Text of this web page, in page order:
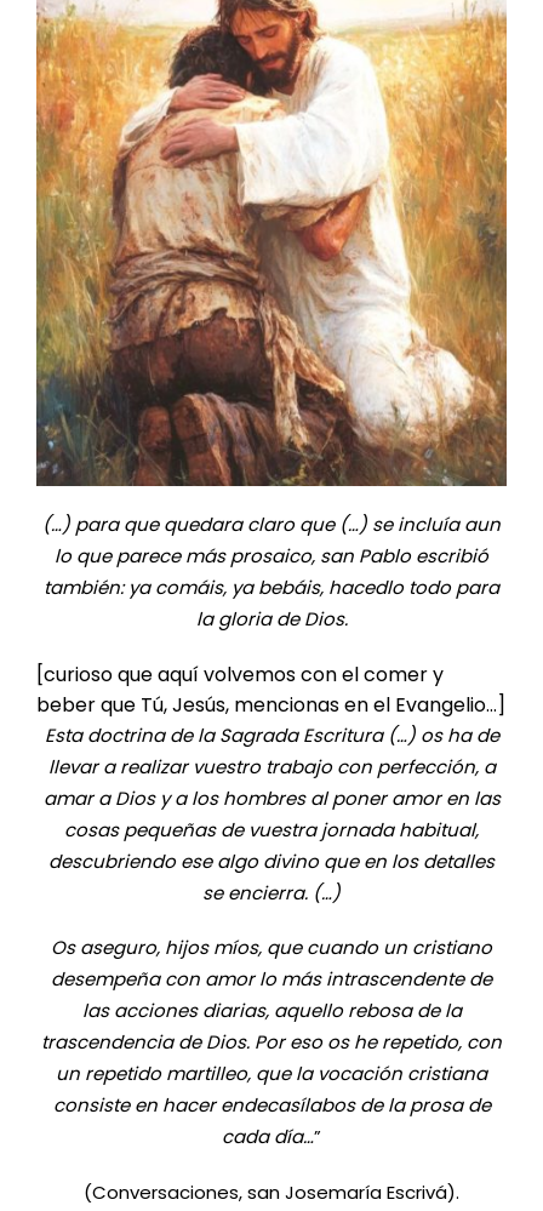
(…) para que quedara claro que (…) se incluía aun
lo que parece más prosaico, san Pablo escribió
también: ya comáis, ya bebáis, hacedlo todo para
la gloria de Dios.
[curioso que aquí volvemos con el comer y
beber que Tú, Jesús, mencionas en el Evangelio…]
Esta doctrina de la Sagrada Escritura (…) os ha de
llevar a realizar vuestro trabajo con perfección, a
amar a Dios y a los hombres al poner amor en las
cosas pequeñas de vuestra jornada habitual,
descubriendo ese algo divino que en los detalles
se encierra. (…)
Os aseguro, hijos míos, que cuando un cristiano
desempeña con amor lo más intrascendente de
las acciones diarias, aquello rebosa de la
trascendencia de Dios. Por eso os he repetido, con
un repetido martilleo, que la vocación cristiana
consiste en hacer endecasílabos de la prosa de
cada día…”
(Conversaciones, san Josemaría Escrivá).